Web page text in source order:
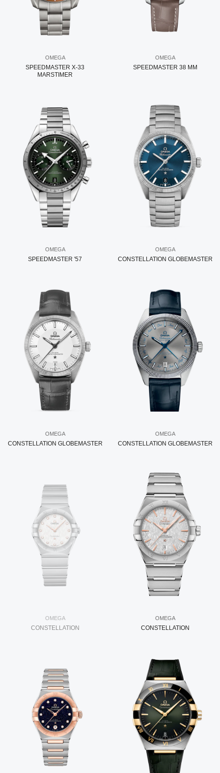
OMEGA
SPEEDMASTER X-33
MARSTIMER
OMEGA
SPEEDMASTER 38 MM
OMEGA
SPEEDMASTER '57
OMEGA
CONSTELLATION GLOBEMASTER
OMEGA
CONSTELLATION GLOBEMASTER
OMEGA
CONSTELLATION GLOBEMASTER
OMEGA
CONSTELLATION
OMEGA
CONSTELLATION